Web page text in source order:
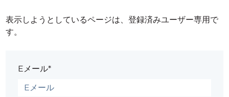
表示しようとしているページは、登録済みユーザー専用で
す。
Eメール*